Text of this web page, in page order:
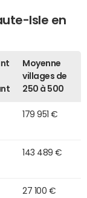
Isle en
Moyenne
villages de
250 à 500
179 951 €
143 489 €
27 100 €